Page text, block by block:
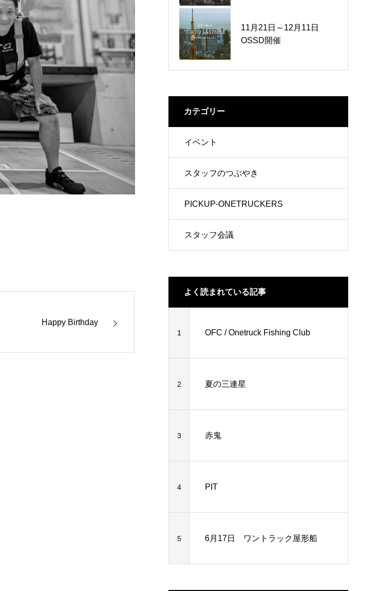
Happy Birthday
11月21日～12月11日
OSSD開催
2月2日 節分
カテゴリー
イベント
スタッフのつぶやき
PICKUP-ONETRUCKERS
スタッフ会議
よく読まれている記事
1 OFC / Onetruck Fishing Club
2 夏の三連星
3 赤鬼
4 PIT
5 6月17日 ワントラック屋形船